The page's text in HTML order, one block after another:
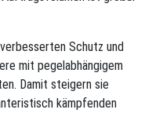
Schutz und
mit pegelabhängigem
Damit steigern sie
kämpfenden